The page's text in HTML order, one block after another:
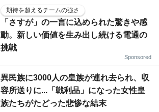
期待を超えるチームの強さ
「さすが」の一言に込められた驚きや感
動。新しい価値を生み出し続ける電通の
挑戦
Sponsored
異民族に3000人の皇族が連れ去られ、収
容所送りに...「戦利品」になった女性皇
族たちがたどった悲惨な結末